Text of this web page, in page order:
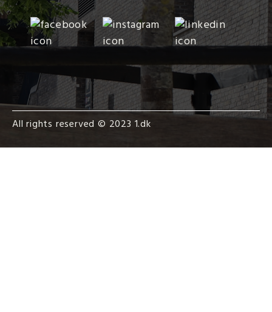
All rights reserved © 2023 1.dk